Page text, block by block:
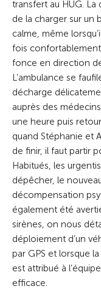
transfert au HUG.
de la charger sur un
calme, même
fois
fonce en direction
L’ambulance se
décharge
auprès des
une heure puis
quand Stéphanie et
de finir, il faut partir
Habitués, les
dépêcher, le
décompensation
également été
sirènes, on nous
déploiement d’un
par GPS et lorsque
est attribué à
efficace.